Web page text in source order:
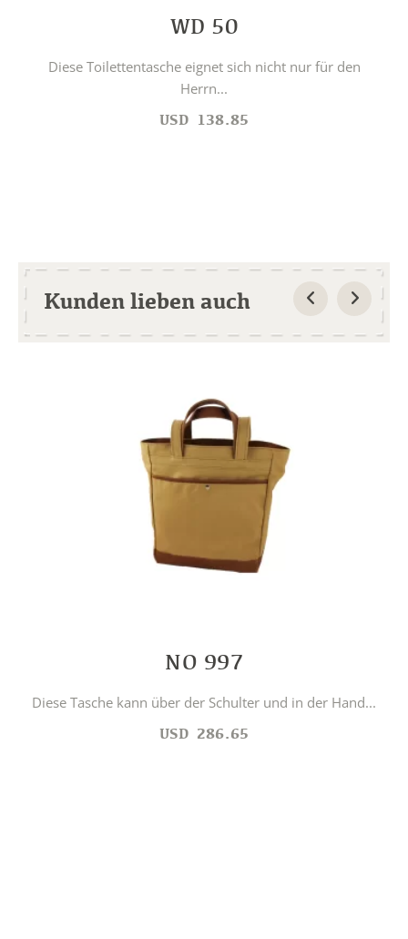
WD 50
Diese Toilettentasche eignet sich nicht nur für den
Herrn...
USD 138.85
Kunden lieben auch
NO 997
Diese Tasche kann über der Schulter und in der Hand...
USD 286.65